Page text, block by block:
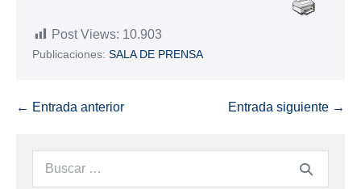
Post Views: 10.903
Publicaciones: SALA DE PRENSA
← Entrada anterior Entrada siguiente →